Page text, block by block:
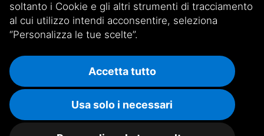
ISCRIVITI ALLA NEWSLETTER
Informativa Cookie Whistleblowing
Copyright @ Unipolis 2025
soltanto i Cookie e gli altri strumenti di tracciamento
al cui utilizzo intendi acconsentire, seleziona
“Personalizza le tue scelte”.
Usa solo i necessari
Accetta tutto